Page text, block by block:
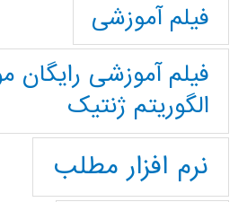
فیلم آموزشی
فیلم آموزشی رایگان
الگوریتم ژنتیک
نرم افزار مطلب